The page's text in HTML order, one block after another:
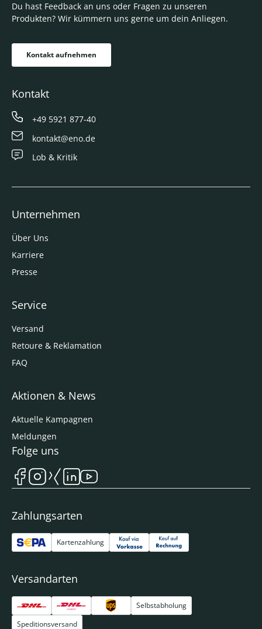
Du hast Feedback an uns oder Fragen zu unseren
Produkten? Wir kümmern uns gerne um dein Anliegen.
Kontakt aufnehmen
Kontakt
+49 5921 877-40
kontakt@eno.de
Lob & Kritik
Unternehmen
Über Uns
Karriere
Presse
Service
Versand
Retoure & Reklamation
FAQ
Aktionen & News
Aktuelle Kampagnen
Meldungen
Zahlungsarten
Kartenzahlung
Versandarten
Selbstabholung
Speditionsversand
Folge uns